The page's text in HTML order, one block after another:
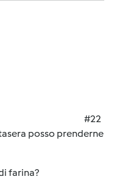
#22
posso prenderne
farina?